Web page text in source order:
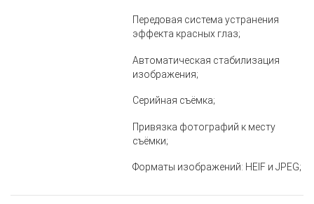
Передовая система устранения
эффекта красных глаз;
Автоматическая стабилизация
изображения;
Серийная съёмка;
Привязка фотографий к месту
съёмки;
Форматы изображений: HEIF и JPEG;